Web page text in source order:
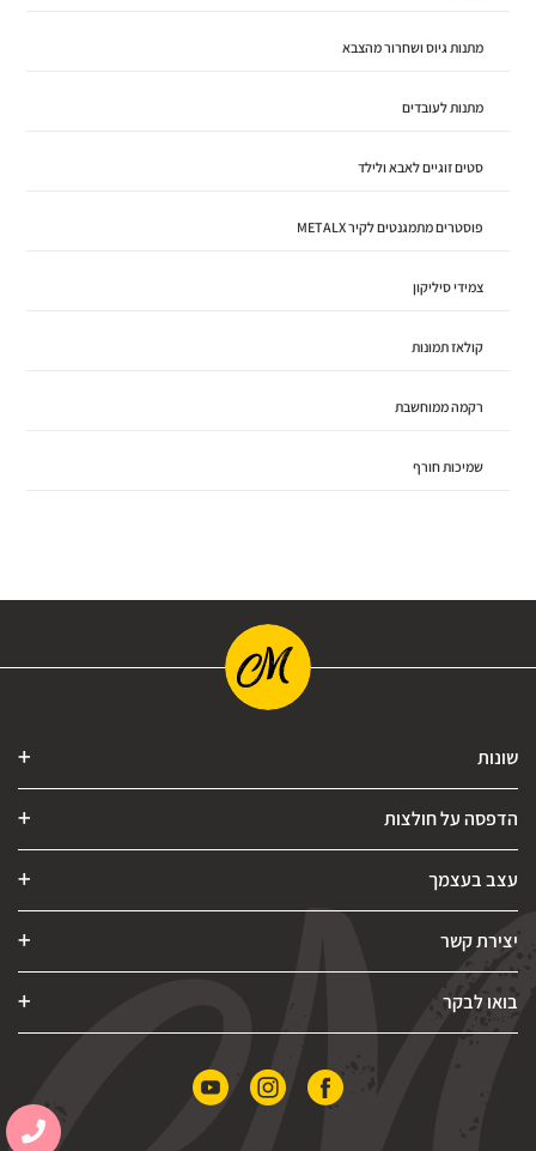
מתנות גיוס ושחרור מהצבא
מתנות לעובדים
סטים זוגיים לאבא ולילד
פוסטרים מתמגנטים לקיר METALX
צמידי סיליקון
קולאז תמונות
רקמה ממוחשבת
שמיכות חורף
שונות
הדפסה על חולצות
עצב בעצמך
יצירת קשר
בואו לבקר